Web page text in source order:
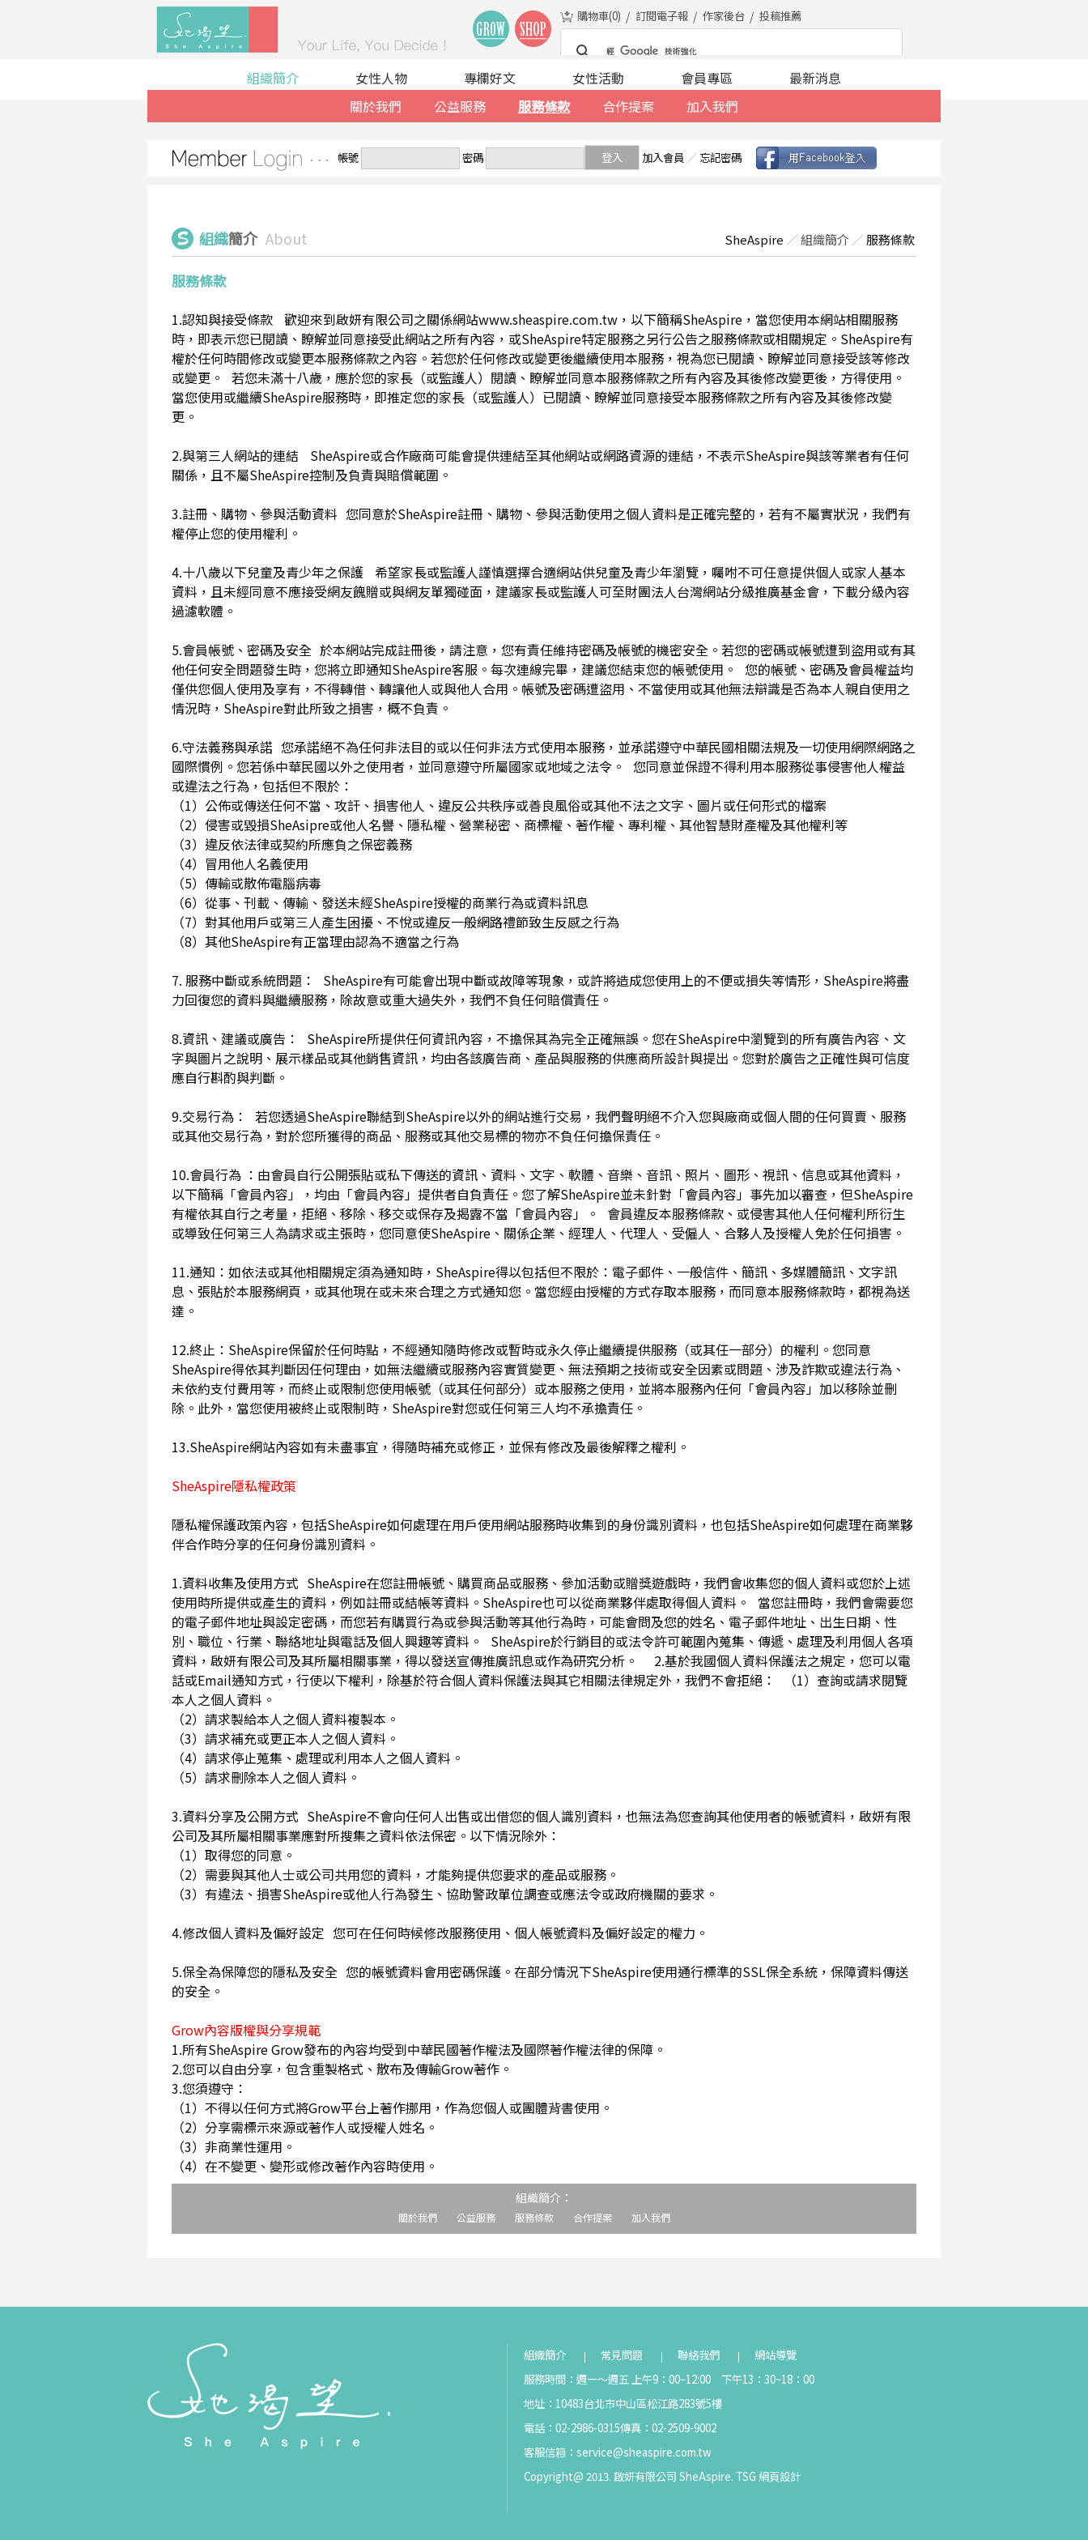
購物車(0) 訂閱電子報 作家後台 投稿推薦
組織簡介
關於我們
公益服務 服務條款 合作提案 加入我們
女性人物 專欄好文 女性活動 會員專區 最新消息
帳號 密碼 登入 加入會員 ／ 忘記密碼
組織簡介 About SheAspire ／組織簡介 ／ 服務條款
服務條款
1.認知與接受條款 歡迎來到啟妍有限公司之關係網站www.sheaspire.com.tw，以下簡稱SheAspire，當您使用本網站相關服務
時，即表示您已閱讀、瞭解並同意接受此網站之所有內容，或SheAspire特定服務之另行公告之服務條款或相關規定。SheAspire有
權於任何時間修改或變更本服務條款之內容。若您於任何修改或變更後繼續使用本服務，視為您已閱讀、瞭解並同意接受該等修改
或變更。 若您未滿十八歲，應於您的家長（或監護人）閱讀、瞭解並同意本服務條款之所有內容及其後修改變更後，方得使用。
當您使用或繼續SheAspire服務時，即推定您的家長（或監護人）已閱讀、瞭解並同意接受本服務條款之所有內容及其後修改變
更。
2.與第三人網站的連結 SheAspire或合作廠商可能會提供連結至其他網站或網路資源的連結，不表示SheAspire與該等業者有任何
關係，且不屬SheAspire控制及負責與賠償範圍。
3.註冊、購物、參與活動資料 您同意於SheAspire註冊、購物、參與活動使用之個人資料是正確完整的，若有不屬實狀況，我們有
權停止您的使用權利。
4.十八歲以下兒童及青少年之保護 希望家長或監護人謹慎選擇合適網站供兒童及青少年瀏覽，囑咐不可任意提供個人或家人基本
資料，且未經同意不應接受網友餽贈或與網友單獨碰面，建議家長或監護人可至財團法人台灣網站分級推廣基金會，下載分級內容
過濾軟體。
5.會員帳號、密碼及安全 於本網站完成註冊後，請注意，您有責任維持密碼及帳號的機密安全。若您的密碼或帳號遭到盜用或有其
他任何安全問題發生時，您將立即通知SheAspire客服。每次連線完畢，建議您結束您的帳號使用。 您的帳號、密碼及會員權益均
僅供您個人使用及享有，不得轉借、轉讓他人或與他人合用。帳號及密碼遭盜用、不當使用或其他無法辯識是否為本人親自使用之
情況時，SheAspire對此所致之損害，概不負責。
6.守法義務與承諾 您承諾絕不為任何非法目的或以任何非法方式使用本服務，並承諾遵守中華民國相關法規及一切使用網際網路之
國際慣例。您若係中華民國以外之使用者，並同意遵守所屬國家或地域之法令。 您同意並保證不得利用本服務從事侵害他人權益
或違法之行為，包括但不限於：
（1）公佈或傳送任何不當、攻訐、損害他人、違反公共秩序或善良風俗或其他不法之文字、圖片或任何形式的檔案
（2）侵害或毀損SheAsipre或他人名譽、隱私權、營業秘密、商標權、著作權、專利權、其他智慧財產權及其他權利等
（3）違反依法律或契約所應負之保密義務
（4）冒用他人名義使用
（5）傳輸或散佈電腦病毒
（6）從事、刊載、傳輸、發送未經SheAspire授權的商業行為或資料訊息
（7）對其他用戶或第三人產生困擾、不悅或違反一般網路禮節致生反感之行為
（8）其他SheAspire有正當理由認為不適當之行為
7. 服務中斷或系統問題： SheAspire有可能會出現中斷或故障等現象，或許將造成您使用上的不便或損失等情形，SheAspire將盡
力回復您的資料與繼續服務，除故意或重大過失外，我們不負任何賠償責任。
8.資訊、建議或廣告： SheAspire所提供任何資訊內容，不擔保其為完全正確無誤。您在SheAspire中瀏覽到的所有廣告內容、文
字與圖片之說明、展示樣品或其他銷售資訊，均由各該廣告商、產品與服務的供應商所設計與提出。您對於廣告之正確性與可信度
應自行斟酌與判斷。
9.交易行為： 若您透過SheAspire聯結到SheAspire以外的網站進行交易，我們聲明絕不介入您與廠商或個人間的任何買賣、服務
或其他交易行為，對於您所獲得的商品、服務或其他交易標的物亦不負任何擔保責任。
10.會員行為 ：由會員自行公開張貼或私下傳送的資訊、資料、文字、軟體、音樂、音訊、照片、圖形、視訊、信息或其他資料，
以下簡稱「會員內容」，均由「會員內容」提供者自負責任。您了解SheAspire並未針對「會員內容」事先加以審查，但SheAspire
有權依其自行之考量，拒絕、移除、移交或保存及揭露不當「會員內容」。 會員違反本服務條款、或侵害其他人任何權利所衍生
或導致任何第三人為請求或主張時，您同意使SheAspire、關係企業、經理人、代理人、受僱人、合夥人及授權人免於任何損害。
11.通知：如依法或其他相關規定須為通知時，SheAspire得以包括但不限於：電子郵件、一般信件、簡訊、多媒體簡訊、文字訊
息、張貼於本服務網頁，或其他現在或未來合理之方式通知您。當您經由授權的方式存取本服務，而同意本服務條款時，都視為送
達。
12.終止：SheAspire保留於任何時點，不經通知隨時修改或暫時或永久停止繼續提供服務（或其任一部分）的權利。您同意
SheAspire得依其判斷因任何理由，如無法繼續或服務內容實質變更、無法預期之技術或安全因素或問題、涉及詐欺或違法行為、
未依約支付費用等，而終止或限制您使用帳號（或其任何部分）或本服務之使用，並將本服務內任何「會員內容」加以移除並刪
除。此外，當您使用被終止或限制時，SheAspire對您或任何第三人均不承擔責任。
13.SheAspire網站內容如有未盡事宜，得隨時補充或修正，並保有修改及最後解釋之權利。
SheAspire隱私權政策
隱私權保護政策內容，包括SheAspire如何處理在用戶使用網站服務時收集到的身份識別資料，也包括SheAspire如何處理在商業夥
伴合作時分享的任何身份識別資料。
1.資料收集及使用方式 SheAspire在您註冊帳號、購買商品或服務、參加活動或贈獎遊戲時，我們會收集您的個人資料或您於上述
使用時所提供或產生的資料，例如註冊或結帳等資料。SheAspire也可以從商業夥伴處取得個人資料。 當您註冊時，我們會需要您
的電子郵件地址與設定密碼，而您若有購買行為或參與活動等其他行為時，可能會問及您的姓名、電子郵件地址、出生日期、性
別、職位、行業、聯絡地址與電話及個人興趣等資料。 SheAspire於行銷目的或法令許可範圍內蒐集、傳遞、處理及利用個人各項
資料，啟妍有限公司及其所屬相關事業，得以發送宣傳推廣訊息或作為研究分析。 2.基於我國個人資料保護法之規定，您可以電
話或Email通知方式，行使以下權利，除基於符合個人資料保護法與其它相關法律規定外，我們不會拒絕： （1）查詢或請求閱覽
本人之個人資料。
（2）請求製給本人之個人資料複製本。
（3）請求補充或更正本人之個人資料。
（4）請求停止蒐集、處理或利用本人之個人資料。
（5）請求刪除本人之個人資料。
3.資料分享及公開方式 SheAspire不會向任何人出售或出借您的個人識別資料，也無法為您查詢其他使用者的帳號資料，啟妍有限
公司及其所屬相關事業應對所搜集之資料依法保密。以下情況除外：
（1）取得您的同意。
（2）需要與其他人士或公司共用您的資料，才能夠提供您要求的產品或服務。
（3）有違法、損害SheAspire或他人行為發生、協助警政單位調查或應法令或政府機關的要求。
4.修改個人資料及偏好設定 您可在任何時候修改服務使用、個人帳號資料及偏好設定的權力。
5.保全為保障您的隱私及安全 您的帳號資料會用密碼保護。在部分情況下SheAspire使用通行標準的SSL保全系統，保障資料傳送
的安全。
Grow內容版權與分享規範
1.所有SheAspire Grow發布的內容均受到中華民國著作權法及國際著作權法律的保障。
2.您可以自由分享，包含重製格式、散布及傳輸Grow著作。
3.您須遵守：
（1）不得以任何方式將Grow平台上著作挪用，作為您個人或團體背書使用。
（2）分享需標示來源或著作人或授權人姓名。
（3）非商業性運用。
（4）在不變更、變形或修改著作內容時使用。
組織簡介：
關於我們 公益服務 服務條款 合作提案 加入我們
組織簡介 常見問題 聯絡我們
網站導覽
服務時間：週一～週五 上午9：00~12:00 下午13：30~18：00
地址：10483台北市中山區松江路283號5樓
電話：02-2986-0315傳真：02-2509-9002
客服信箱： service@sheaspire.com.tw
Copyright@ 2013. 啟妍有限公司 SheAspire. TSG 網頁設計